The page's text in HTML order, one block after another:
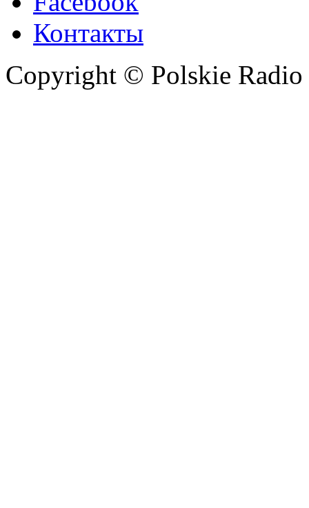
Контакты
Copyright © Polskie